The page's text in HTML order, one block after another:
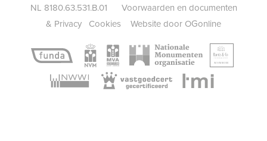
NL 8180.63.531.B.01 Voorwaarden en documenten
& Privacy Cookies Website door OGonline